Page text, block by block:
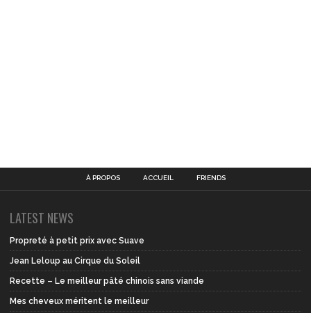
À PROPOS ACCUEIL FRIENDS
LATEST NEWS
Propreté à petit prix avec Suave
Jean Leloup au Cirque du Soleil
Recette – Le meilleur pâté chinois sans viande
Mes cheveux méritent le meilleur